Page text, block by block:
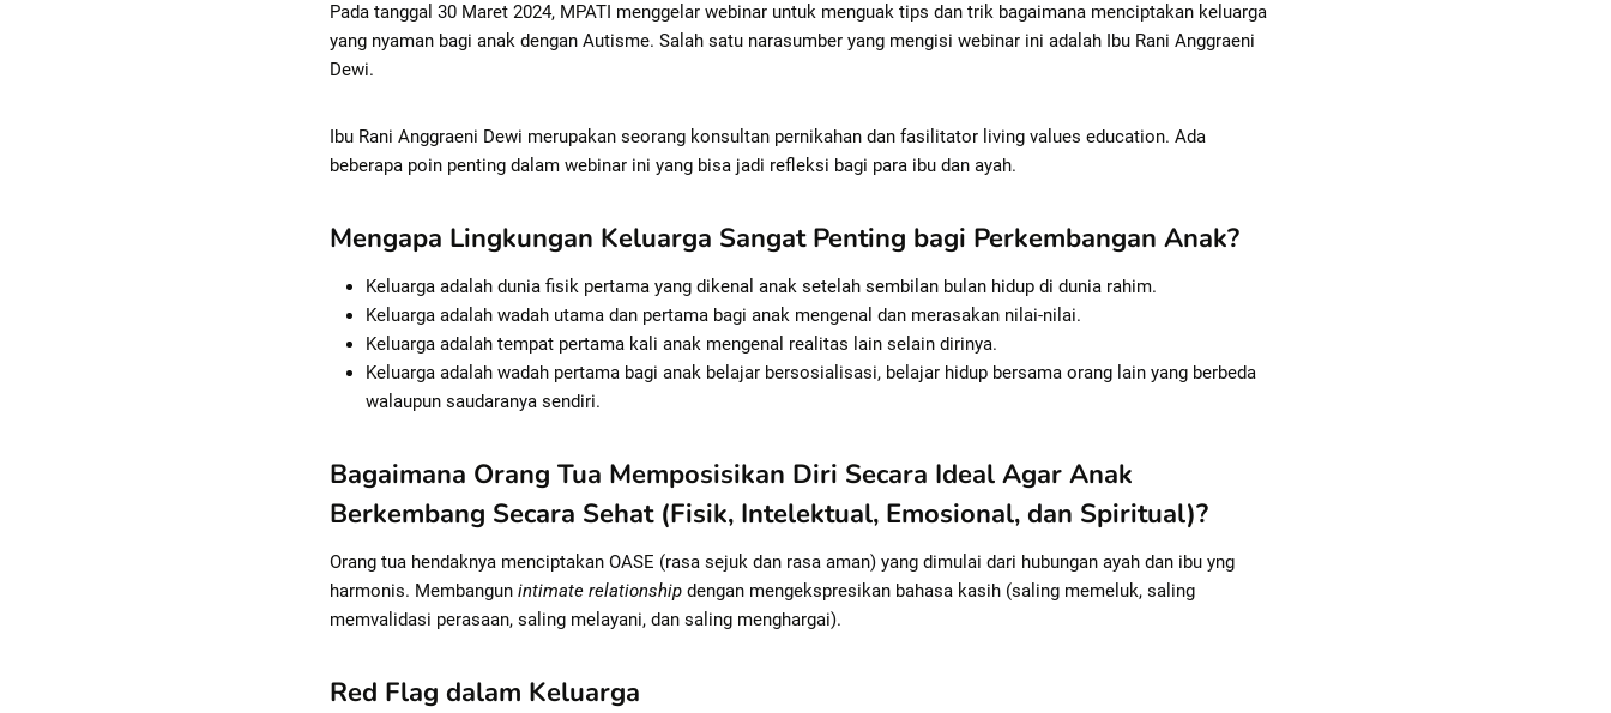
Pada tanggal 30 Maret 2024, MPATI menggelar webinar untuk menguak tips dan trik bagaimana menciptakan keluarga
yang nyaman bagi anak dengan Autisme. Salah satu narasumber yang mengisi webinar ini adalah Ibu Rani Anggraeni
Dewi.
Ibu Rani Anggraeni Dewi merupakan seorang konsultan pernikahan dan fasilitator living values education. Ada
beberapa poin penting dalam webinar ini yang bisa jadi refleksi bagi para ibu dan ayah.
Mengapa Lingkungan Keluarga Sangat Penting bagi Perkembangan Anak?
Keluarga adalah dunia fisik pertama yang dikenal anak setelah sembilan bulan hidup di dunia rahim.
Keluarga adalah wadah utama dan pertama bagi anak mengenal dan merasakan nilai-nilai.
Keluarga adalah tempat pertama kali anak mengenal realitas lain selain dirinya.
Keluarga adalah wadah pertama bagi anak belajar bersosialisasi, belajar hidup bersama orang lain yang berbeda
walaupun saudaranya sendiri.
Bagaimana Orang Tua Memposisikan Diri Secara Ideal Agar Anak
Berkembang Secara Sehat (Fisik, Intelektual, Emosional, dan Spiritual)?
Orang tua hendaknya menciptakan OASE (rasa sejuk dan rasa aman) yang dimulai dari hubungan ayah dan ibu yng
harmonis. Membangun intimate relationship dengan mengekspresikan bahasa kasih (saling memeluk, saling
memvalidasi perasaan, saling melayani, dan saling menghargai).
Red Flag dalam Keluarga